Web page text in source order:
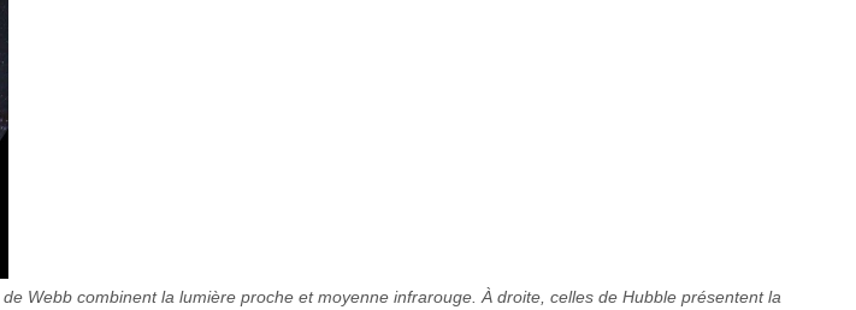
Webb combinent la lumière proche et moyenne infrarouge. À droite, celles de Hubble présentent la